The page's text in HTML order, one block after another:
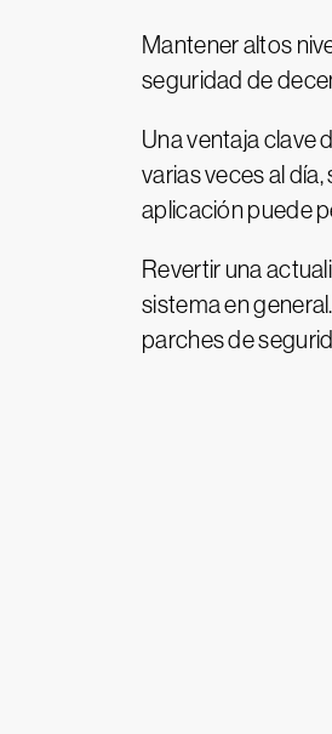
Mantener altos
seguridad de
Una ventaja clave
varias veces al
aplicación puede
Revertir una
sistema en
parches de